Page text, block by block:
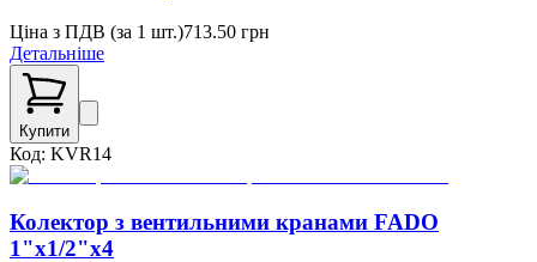
Ціна з ПДВ (за 1 шт.)713.50 грн
Детальніше
Купити
Код: KVR14
Колектор з вентильними кранами FADO
1"x1/2"x4